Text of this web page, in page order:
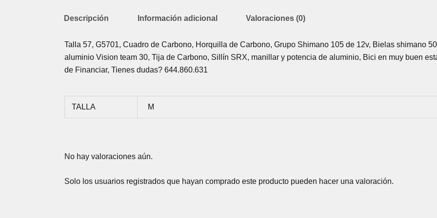
Descripción Información adicional Valoraciones (0)
Talla 57, G5701, Cuadro de Carbono, Horquilla de Carbono, Grupo Shimano 105 de 12v, Bielas shimano
aluminio Vision team 30, Tija de Carbono, Sillín SRX, manillar y potencia de aluminio, Bici en muy buen
de Financiar, Tienes dudas? 644.860.631
TALLA M
No hay valoraciones aún.
Solo los usuarios registrados que hayan comprado este producto pueden hacer una valoración.